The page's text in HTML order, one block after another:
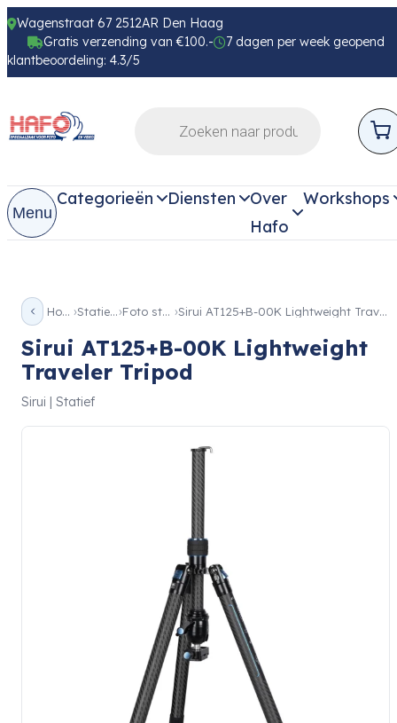
Wagenstraat 67 2512AR Den Haag
Gratis verzending van €100.-
7 dagen per week geopend
klantbeoordeling: 4.3/5
Menu
Categorieën Diensten
Over
Hafo
Workshops
Home Statieven Foto statief Sirui AT125+B-00K Lightweight Traveler Tripod
Sirui AT125+B-00K Lightweight
Traveler Tripod
Sirui | Statief